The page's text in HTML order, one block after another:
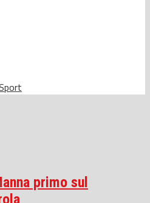
primo sul